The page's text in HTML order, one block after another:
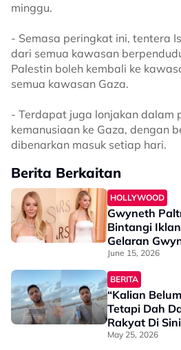
minggu.
- Semasa peringkat ini, tentera
dari semua kawasan
Palestin boleh kembali ke
semua kawasan Gaza.
- Terdapat juga lonjakan dalam
kemanusiaan ke Gaza, dengan
dibenarkan masuk setiap hari.
Berita Berkaitan
HOLLYWOOD
Gwyneth
Bintangi
Gelaran
June 15, 2026
BERITA
“Kalian
Tetapi Dah
Rakyat Di
Palestin
May 25, 2026